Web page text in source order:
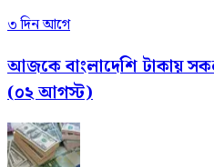
৩ দিন আগে
আজকে বাংলাদেশি টাকায়
(০২ আগস্ট)